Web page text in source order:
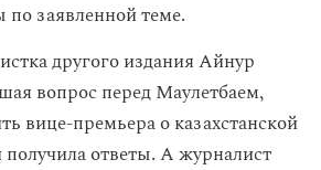
по заявленной теме.
другого издания Айнур
вопрос перед Маулетбаем,
вице-премьера о казахстанской
получила ответы. А журналист